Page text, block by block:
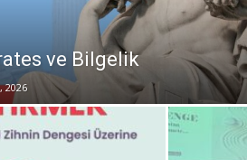
ve Bilgelik
2026